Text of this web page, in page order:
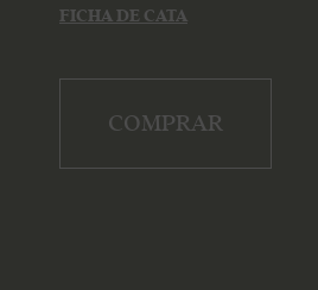
FICHA DE CATA
COMPRAR